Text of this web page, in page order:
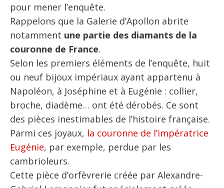
pour mener l’enquête.
Rappelons que la Galerie d’Apollon abrite
notamment une partie des diamants de la
couronne de France.
Selon les premiers éléments de l’enquête, huit
ou neuf bijoux impériaux ayant appartenu à
Napoléon, à Joséphine et à Eugénie : collier,
broche, diadème… ont été dérobés. Ce sont
des pièces inestimables de l’histoire française.
Parmi ces joyaux, la couronne de l’impératrice
Eugénie, par exemple, perdue par les
cambrioleurs.
Cette pièce d’orfèvrerie créée par Alexandre-